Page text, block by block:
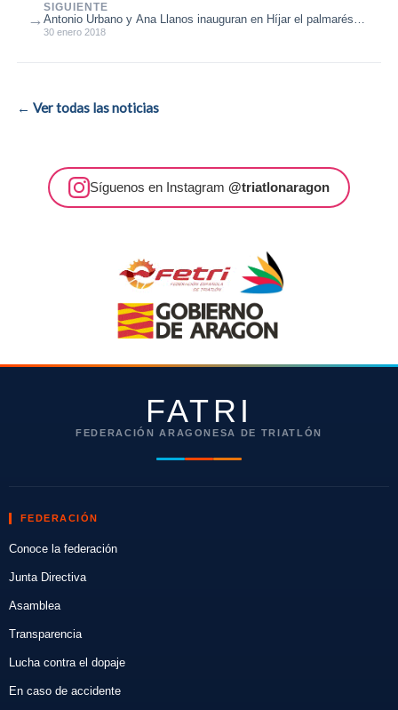
SIGUIENTE
Antonio Urbano y Ana Llanos inauguran en Híjar el palmarés
del 2018
30 enero 2018
→
← Ver todas las noticias
Síguenos en Instagram @triatlonaragon
FATRI
FEDERACIÓN ARAGONESA DE TRIATLÓN
FEDERACIÓN
Conoce la federación
Junta Directiva
Asamblea
Transparencia
Lucha contra el dopaje
En caso de accidente